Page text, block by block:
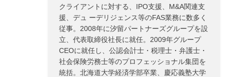
クライアントに対する、IPO支援、M&A関連支
援、デュ ーデリジェンス等のFAS業務に数多く
従事。2008年に汐留パートナーズグループを設
立、代表取締役社長に就任。2009年グループ
CEOに就任し、公認会計士・税理士・弁護士・
社会保険労務士等のプロフェッショナル集団を
統括。北海道大学経済学部卒業、慶応義塾大学